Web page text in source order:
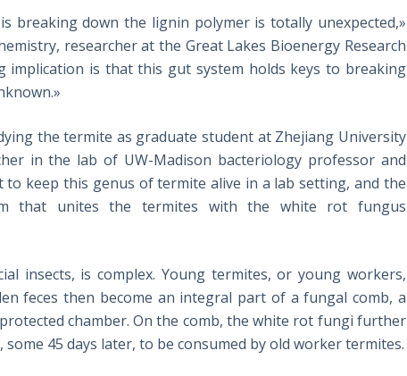
breaking down the lignin polymer is totally unexpected,»
researcher at the Great Lakes Bioenergy Research
implication is that this gut system holds keys to breaking
the termite as graduate student at Zhejiang University
in the lab of UW-Madison bacteriology professor and
to keep this genus of termite alive in a lab setting, and the
that unites the termites with the white rot fungus
insects, is complex. Young termites, or young workers,
feces then become an integral part of a fungal comb, a
chamber. On the comb, the white rot fungi further
45 days later, to be consumed by old worker termites.